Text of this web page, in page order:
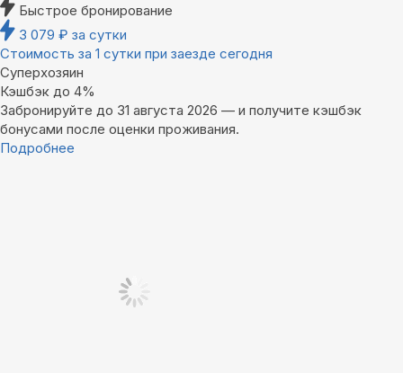
Быстрое бронирование
3 079 ₽ за сутки
Стоимость за 1 сутки при заезде сегодня
Суперхозяин
Кэшбэк до 4%
Забронируйте до 31 августа 2026 — и получите кэшбэк
бонусами после оценки проживания.
Подробнее